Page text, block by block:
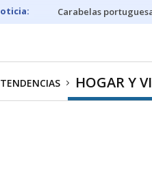
Carabelas
TENDENCIAS HOGAR Y